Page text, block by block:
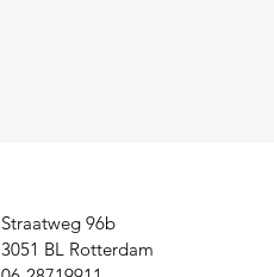
Straatweg 96b
3051 BL Rotterdam